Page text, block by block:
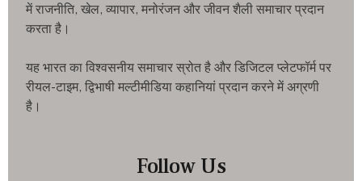
में राजनीति, खेल, व्यापार, मनोरंजन और जीवन शैली समाचार प्रदान
करता है।
यह भारत का विश्वसनीय समाचार स्रोत है और डिजिटल प्लेटफॉर्म पर
रीयल-टाइम, द्विभाषी मल्टीमीडिया कहानियां प्रदान करने में अग्रणी
है।
Follow Us